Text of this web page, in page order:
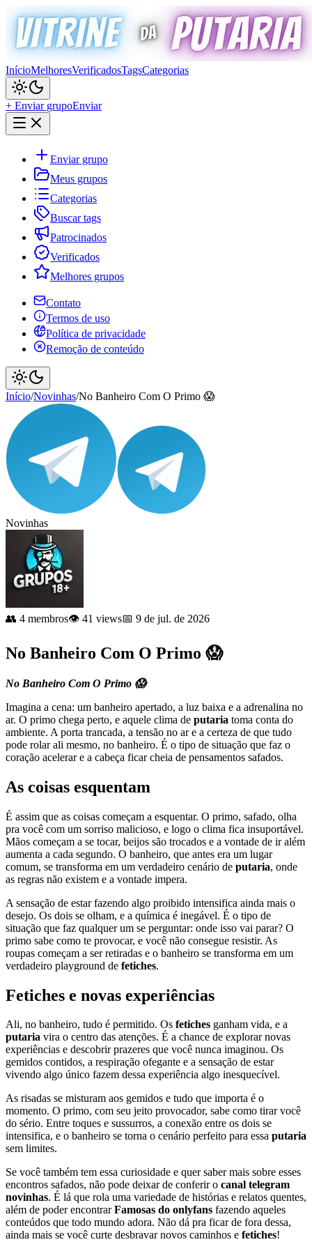
InícioMelhoresVerificadosTagsCategorias
+ Enviar grupoEnviar
Enviar grupo
Meus grupos
Categorias
Buscar tags
Patrocinados
Verificados
Melhores grupos
Contato
Termos de uso
Política de privacidade
Remoção de conteúdo
Início/Novinhas/No Banheiro Com O Primo 😱
Novinhas
👥 4 membros👁️ 41 views📅 9 de jul. de 2026
No Banheiro Com O Primo 😱
No Banheiro Com O Primo 😱
Imagina a cena: um banheiro apertado, a luz baixa e a adrenalina no
ar. O primo chega perto, e aquele clima de putaria toma conta do
ambiente. A porta trancada, a tensão no ar e a certeza de que tudo
pode rolar ali mesmo, no banheiro. É o tipo de situação que faz o
coração acelerar e a cabeça ficar cheia de pensamentos safados.
As coisas esquentam
É assim que as coisas começam a esquentar. O primo, safado, olha
pra você com um sorriso malicioso, e logo o clima fica insuportável.
Mãos começam a se tocar, beijos são trocados e a vontade de ir além
aumenta a cada segundo. O banheiro, que antes era um lugar
comum, se transforma em um verdadeiro cenário de putaria, onde
as regras não existem e a vontade impera.
A sensação de estar fazendo algo proibido intensifica ainda mais o
desejo. Os dois se olham, e a química é inegável. É o tipo de
situação que faz qualquer um se perguntar: onde isso vai parar? O
primo sabe como te provocar, e você não consegue resistir. As
roupas começam a ser retiradas e o banheiro se transforma em um
verdadeiro playground de fetiches.
Fetiches e novas experiências
Ali, no banheiro, tudo é permitido. Os fetiches ganham vida, e a
putaria vira o centro das atenções. É a chance de explorar novas
experiências e descobrir prazeres que você nunca imaginou. Os
gemidos contidos, a respiração ofegante e a sensação de estar
vivendo algo único fazem dessa experiência algo inesquecível.
As risadas se misturam aos gemidos e tudo que importa é o
momento. O primo, com seu jeito provocador, sabe como tirar você
do sério. Entre toques e sussurros, a conexão entre os dois se
intensifica, e o banheiro se torna o cenário perfeito para essa putaria
sem limites.
Se você também tem essa curiosidade e quer saber mais sobre esses
encontros safados, não pode deixar de conferir o canal telegram
novinhas. É lá que rola uma variedade de histórias e relatos quentes,
além de poder encontrarFamosas do onlyfans fazendo aqueles
conteúdos que todo mundo adora. Não dá pra ficar de fora dessa,
ainda mais se você curte desbravar novos caminhos e fetiches!